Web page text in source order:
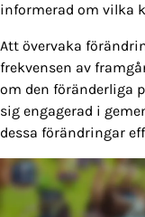
informerad om vilka
Att övervaka
frekvensen av
om den föränderliga
sig engagerad i
dessa förändringar